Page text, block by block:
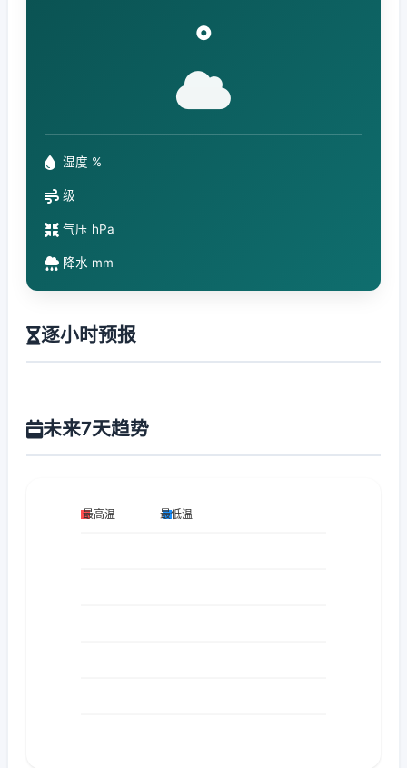
°
湿度 %
级
气压 hPa
降水 mm
逐小时预报
未来7天趋势